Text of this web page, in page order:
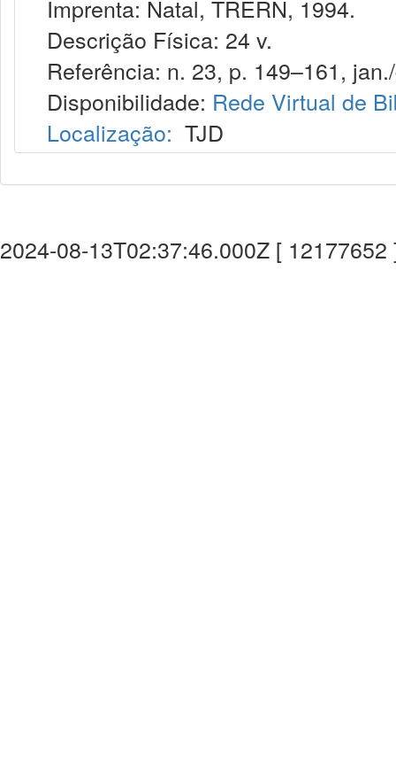
Imprenta: Natal, TRERN, 1994.
Descrição Física: 24 v.
Referência: n. 23, p. 149–161,
Disponibilidade: Rede Virtual de
Localização: TJD
2024-08-13T02:37:46.000Z [ 12177652